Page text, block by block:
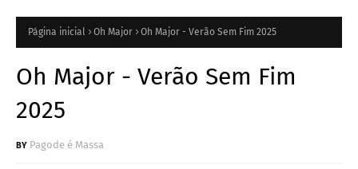
Página inicial Oh Major Oh Major - Verão Sem Fim 2025
Oh Major - Verão Sem Fim
2025
Pagode é Massa